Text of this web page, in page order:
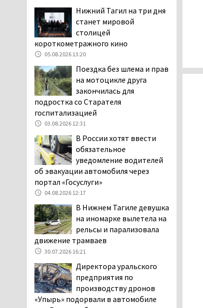
рублей
05.08.2026 10:58
Жителей центра Нижнего
Тагила напугала система
заложенной бомбе
04.08.2026 17:57
«Выезжать на круговое
движение здесь очень
опасно: машин, которые
Тагильчане пожаловались на плохой
обзор из-за высокой травы у дороги
на перекрёстке улиц Серова и
Первомайской
04.08.2026 16:53
Нижнем Тагиле будут
«дорожники»
04.08.2026 15:26
На фоне острой нехватки
Тагиле растёт
подростковая преступность
04.08.2026 14:58
Нижний Тагил на три дня
станет мировой
столицей
короткометражного кино
05.08.2026 13:20
Поездка без шлема и прав
на мотоцикле друга
закончилась для
подростка со Старателя
госпитализацией
03.08.2026 12:31
В России хотят ввести
обязательное
уведомление водителей
об эвакуации автомобиля через
портал «Госуслуги»
04.08.2026 12:17
В Нижнем Тагиле девушка
на иномарке вылетела на
рельсы и парализовала
движение трамваев
30.07.2026 16:21
Директора уральского
предприятия по
производству дронов
«Упырь» подорвали в автомобиле